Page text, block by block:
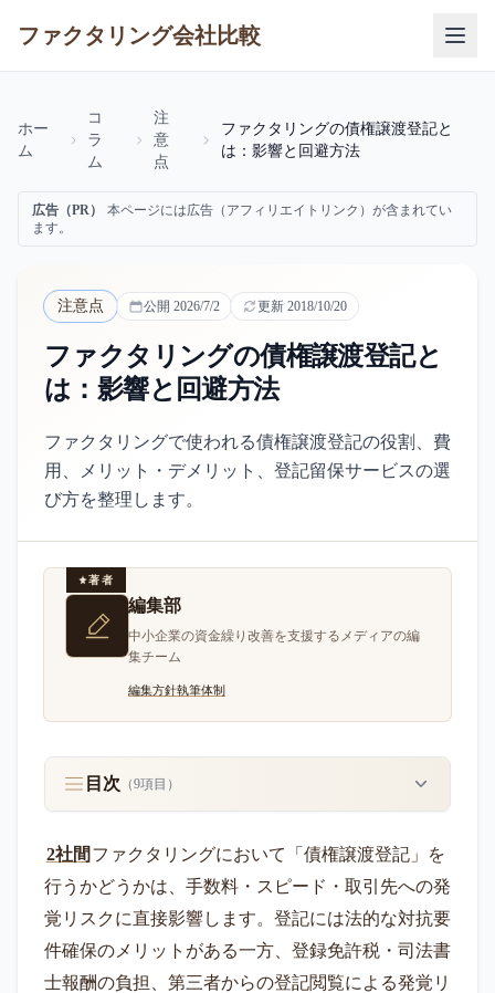
ファクタリング会社比較
ホー
ム
コ
ラ
ム
注
意
点
ファクタリングの債権譲渡登記と
は：影響と回避方法
広告（PR）
本ページには広告（アフィリエイトリンク）が含まれてい
ます。
注意点 公開 2026/7/2 更新 2018/10/20
ファクタリングの債権譲渡登記と
は：影響と回避方法
ファクタリングで使われる債権譲渡登記の役割、費
用、メリット・デメリット、登記留保サービスの選
び方を整理します。
著者
編集部
中小企業の資金繰り改善を支援するメディアの編
集チーム
編集方針執筆体制
目次 （9項目）
2社間 ファクタリングにおいて「債権譲渡登記」を
行うかどうかは、手数料・スピード・取引先への発
覚リスクに直接影響します。登記には法的な対抗要
件確保のメリットがある一方、登録免許税・司法書
士報酬の負担、第三者からの登記閲覧による発覚リ